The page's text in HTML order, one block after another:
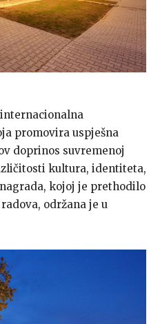
promovira uspješna
doprinos suvremenoj
kultura, identiteta,
kojoj je prethodilo
održana je u